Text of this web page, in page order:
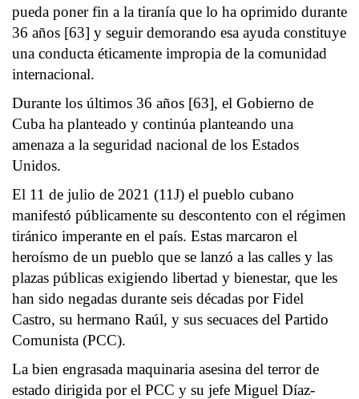
pueda poner fin a la tiranía que lo ha oprimido durante
36 años [63] y seguir demorando esa ayuda constituye
una conducta éticamente impropia de la comunidad
internacional.
Durante los últimos 36 años [63], el Gobierno de
Cuba ha planteado y continúa planteando una
amenaza a la seguridad nacional de los Estados
Unidos.
El 11 de julio de 2021 (11J) el pueblo cubano
manifestó públicamente su descontento con el régimen
tiránico imperante en el país. Estas marcaron el
heroísmo de un pueblo que se lanzó a las calles y las
plazas públicas exigiendo libertad y bienestar, que les
han sido negadas durante seis décadas por Fidel
Castro, su hermano Raúl, y sus secuaces del Partido
Comunista (PCC).
La bien engrasada maquinaria asesina del terror de
estado dirigida por el PCC y su jefe Miguel Díaz-